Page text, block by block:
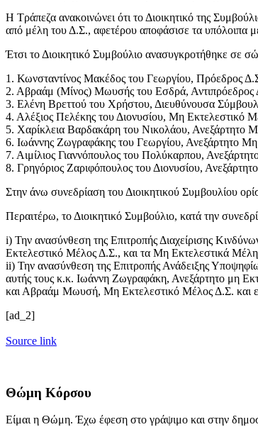
Η Τράπεζα ανακοινώνει ότι το Διοικητικό της
από μέλη του Δ.Σ., αφετέρου αποφάσισε τα υπόλοιπα
Έτσι το Διοικητικό Συμβούλιο ανασυγκροτήθηκε σε
1. Κωνσταντίνος Μακέδος του Γεωργίου, Πρόεδρος
2. Αβραάμ (Μίνος) Μωυσής του Εσδρά, Αντιπρόεδρος
3. Ελένη Βρεττού του Χρήστου, Διευθύνουσα
4. Αλέξιος Πελέκης του Διονυσίου, Μη Εκτελεστικό
5. Χαρίκλεια Βαρδακάρη του Νικολάου, Ανεξάρτητο
6. Ιωάννης Ζωγραφάκης του Γεωργίου, Ανεξάρτητο
7. Αιμίλιος Γιαννόπουλος του Πολύκαρπου,
8. Γρηγόριος Ζαριφόπουλος του Διονυσίου,
Στην άνω συνεδρίαση του Διοικητικού Συμβουλίου
Περαιτέρω, το Διοικητικό Συμβούλιο, κατά την
i) Την ανασύνθεση της Επιτροπής Διαχείρισης
Εκτελεστικό Μέλος Δ.Σ., και τα Μη Εκτελεστικά
ii) Την ανασύνθεση της Επιτροπής Ανάδειξης
αυτής τους κ.κ. Ιωάννη Ζωγραφάκη, Ανεξάρτητο μη
και Αβραάμ Μωυσή, Μη Εκτελεστικό Μέλος Δ.Σ. και
[ad_2]
Source link
Θώμη Κόρσου
Είμαι η Θώμη. Έχω έφεση στο γράψιμο και στην